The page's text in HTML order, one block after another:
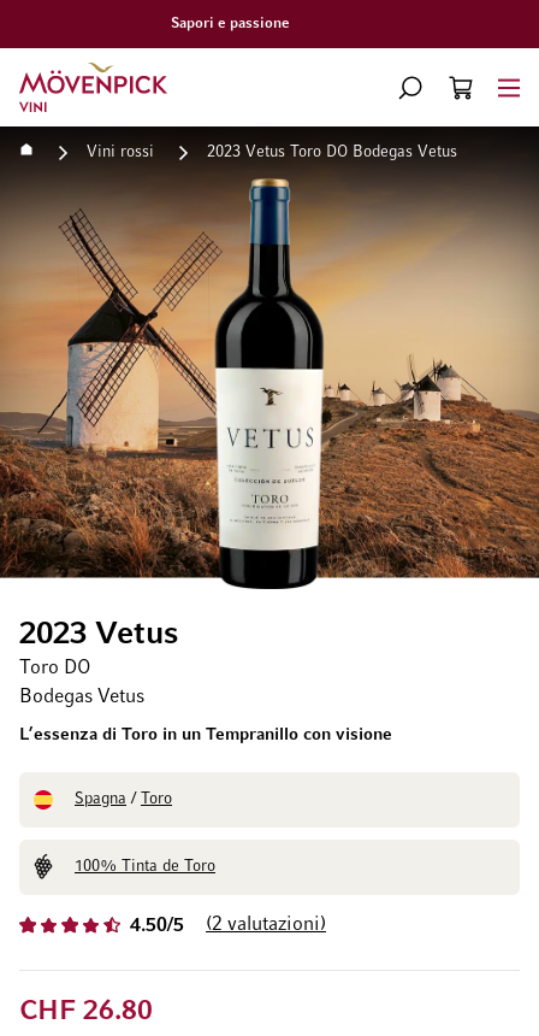
Consegna gratuita a partire da CHF 300.–
Vai alla Home Page
CERCA
CART
Home Vini rossi 2023 Vetus Toro DO Bodegas Vetus
4.50/5 2 valutazioni
2023 Vetus
Toro DO
Bodegas Vetus
L’essenza di Toro in un Tempranillo con visione
Spagna / Toro
100% Tinta de Toro
CHF 26.80
Vai alla fine della galleria di immagini